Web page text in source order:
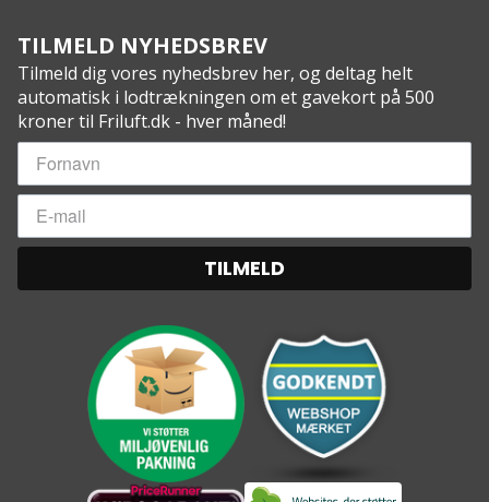
TILMELD NYHEDSBREV
Tilmeld dig vores nyhedsbrev her, og deltag helt
automatisk i lodtrækningen om et gavekort på 500
kroner til Friluft.dk - hver måned!
TILMELD